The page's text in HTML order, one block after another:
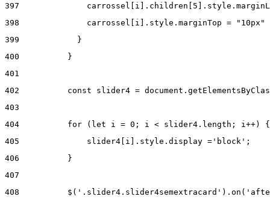
397
398
              carrossel[i].style.marginTop = "10px"
399
            }
400
          }
401
402
const slider4 =
403
404
for (let i = 0; i < slider4.length; i++)
405
              slider4[i].style.display ='block';
406
          }
407
408